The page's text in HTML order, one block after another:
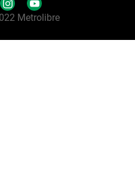
Metrolibre